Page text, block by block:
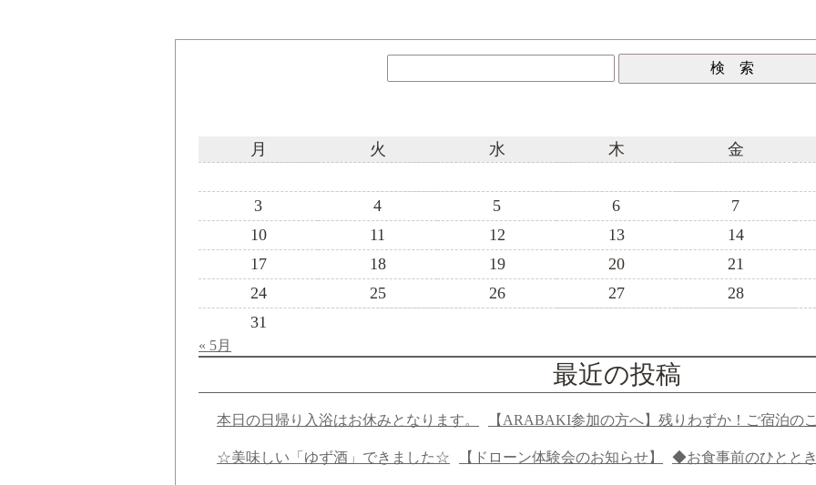
月 火 水 木 金
3 4 5 6
7
10
11 12 13
14
17
18 19 20
21
24
25 26 27
28
31
« 5月
最近の投稿
本日の日帰り入浴はお休みとなります。 【ARABAKI参加の方へ】残りわずか！ご宿泊の
☆美味しい「ゆず酒」できました☆ 【ドローン体験会のお知らせ】 ◆お食事前のひとと